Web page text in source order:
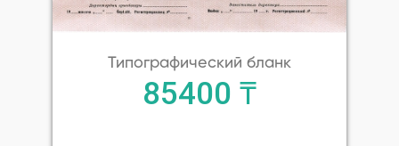
Типографический бланк
85400 ₸